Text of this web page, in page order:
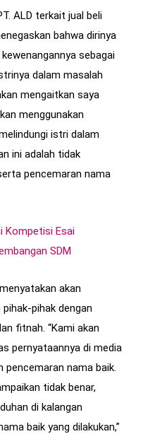
ALD terkait jual beli
bahwa dirinya
sebagai
dalam masalah
mengaitkan saya
menggunakan
istri dalam
ini adalah tidak
pencemaran nama
Kompetisi Esai
SDM
akan
pihak dengan
fitnah. “Kami akan
pernyataannya di media
pencemaran nama baik.
tidak benar,
di kalangan
baik yang dilakukan,”